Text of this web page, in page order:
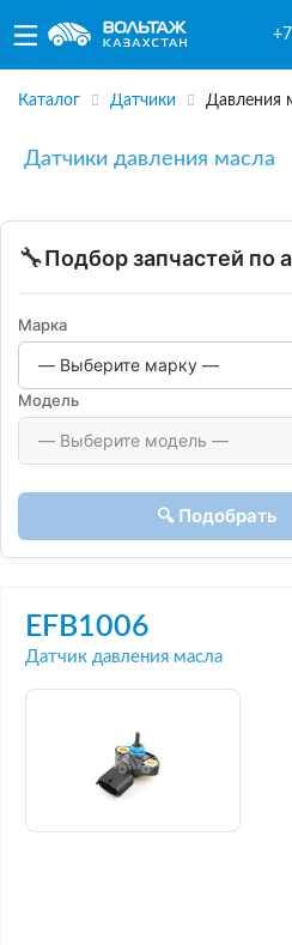
Каталог Датчики Давления
Датчики давления масла
🔧Подбор запчастей по
Марка
Модель
🔍 Подобрать
EFB1006
Датчик давления масла